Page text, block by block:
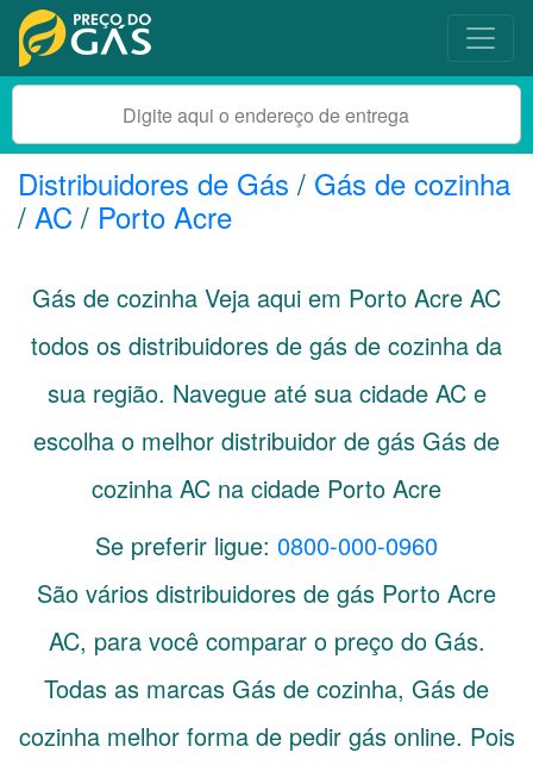
Distribuidores de Gás / Gás de cozinha
/ AC / Porto Acre
Gás de cozinha Veja aqui em Porto Acre AC
todos os distribuidores de gás de cozinha da
sua região. Navegue até sua cidade ACe
escolha o melhor distribuidor de gás Gás de
cozinha AC na cidade Porto Acre
Se preferir ligue: 0800-000-0960
São vários distribuidores de gás Porto Acre
AC, para você comparar o preço do Gás.
Todas as marcas Gás de cozinha, Gás de
cozinha melhor forma de pedir gás online. Pois